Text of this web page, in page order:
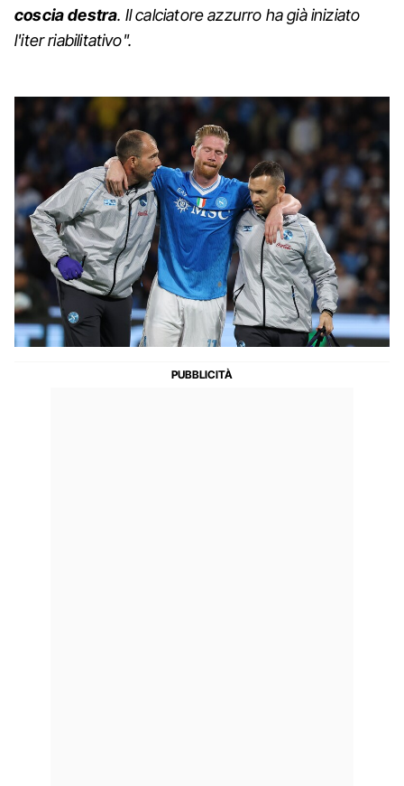
coscia destra. Il calciatore azzurro ha già iniziato
l'iter riabilitativo".